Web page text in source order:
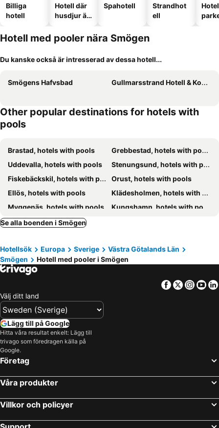
Billiga
hotell
Hotell där
husdjur är
Spahotell
Strandhot
ell
Hotell med pooler nära Smögen
Du kanske också är intresserad av dessa hotell...
Smögens Hafvsbad Gullmarsstrand Hotell & Konferens
Other popular destinations for hotels with
pools
Brastad, hotels with pools
Grebbestad, hotels with pools
Uddevalla, hotels with pools
Stenungsund, hotels with pools
Fiskebäckskil, hotels with pools
Orust, hotels with pools
Ellös, hotels with pools
Klädesholmen, hotels with pools
Myggenäs, hotels with pools
Kungshamn, hotels with pools
Tanum, hotels with pools
Skärhamn, hotels with pools
Se alla boenden i Smögen
Hotellsök Europa Sverige
Västra Götalands Län
Smögen
Hotell med pooler i Smögen
Facebook
Twitter
Välj ditt land
Lägg till på Google
Hitta våra resultat enkelt: Lägg till
trivago som föredragen källa på
Google.
Företag
Våra produkter
Villkor och policyer